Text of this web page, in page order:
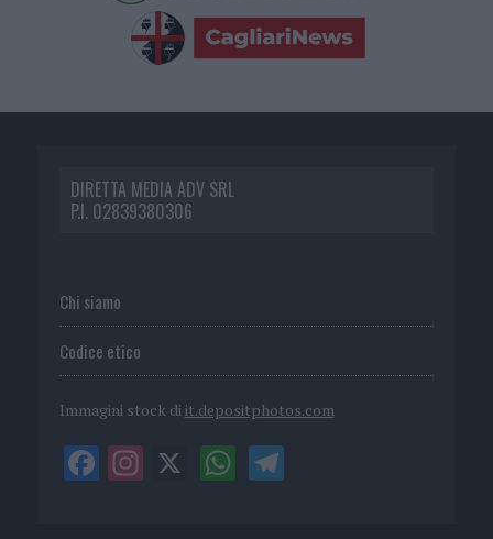
DIRETTA MEDIA ADV SRL
P.I. 02839380306
Chi siamo
Codice etico
Immagini stock di it.depositphotos.com